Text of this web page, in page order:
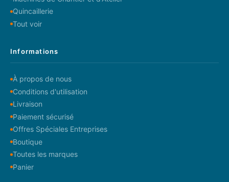
Quincaillerie
Tout voir
Informations
À propos de nous
Conditions d'utilisation
Livraison
Paiement sécurisé
Offres Spéciales Entreprises
Boutique
Toutes les marques
Panier